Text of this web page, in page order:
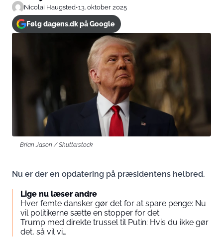
Nicolai Haugsted•13. oktober 2025
Følg dagens.dk på Google
Brian Jason / Shutterstock
Nu er der en opdatering på præsidentens helbred.
Lige nu læser andre
Hver femte dansker gør det for at spare penge: Nu
vil politikerne sætte en stopper for det
Trump med direkte trussel til Putin: Hvis du ikke gør
det, så vil vi…